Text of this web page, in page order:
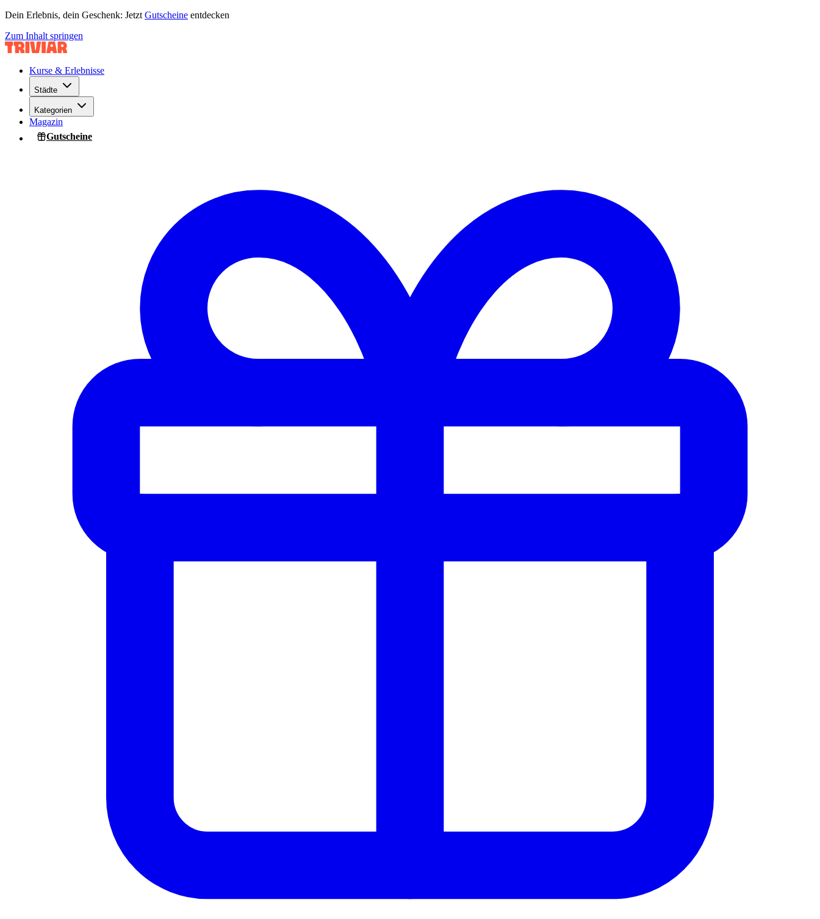
Dein Erlebnis, dein Geschenk: Jetzt Gutscheine entdecken
Zum Inhalt springen
Kurse & Erlebnisse
Städte
Kategorien
Magazin
Gutscheine